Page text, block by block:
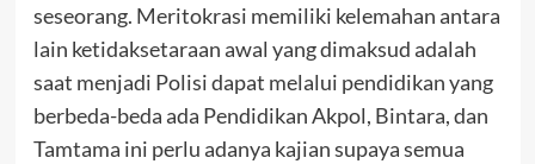
seseorang. Meritokrasi memiliki kelemahan antara
lain ketidaksetaraan awal yang dimaksud adalah
saat menjadi Polisi dapat melalui pendidikan yang
berbeda-beda ada Pendidikan Akpol, Bintara, dan
Tamtama ini perlu adanya kajian supaya semua